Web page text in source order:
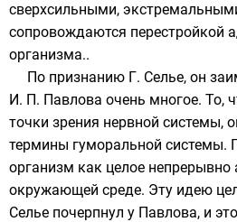
сверхсильными,
сопровождаются перестройкой
организма..
По признанию Г. Селье, он
И. П. Павлова очень многое. То,
точки зрения нервной системы,
термины гуморальной системы.
организм как целое непрерывно
окружающей среде. Эту идею
Селье почерпнул у Павлова, и